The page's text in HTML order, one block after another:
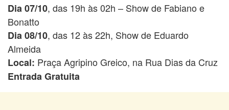
Dia 07/10, das 19h às 02h – Show de Fabiano e
Bonatto
Dia 08/10, das 12 às 22h, Show de Eduardo
Almeida
Local: Praça Agripino Greico, na Rua Dias da Cruz
Entrada Gratuita